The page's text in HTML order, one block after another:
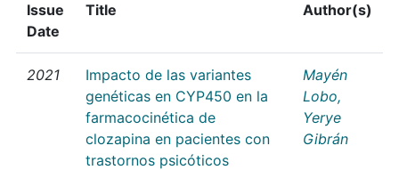
Issue
Date
Title Author(s)
2021
Impacto de las variantes
genéticas en CYP450 en la
farmacocinética de
clozapina en pacientes con
trastornos psicóticos
Mayén
Lobo,
Yerye
Gibrán